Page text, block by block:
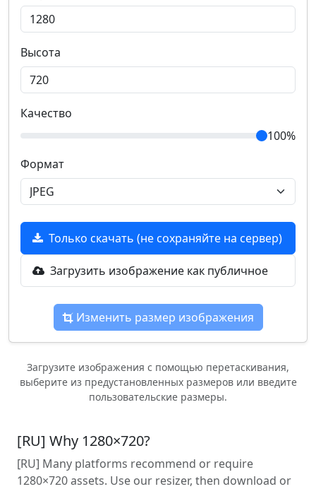
Высота
Качество
100%
Формат
Только скачать (не сохраняйте на сервер)
Загрузить изображение как публичное
Изменить размер изображения
Загрузите изображения с помощью перетаскивания,
выберите из предустановленных размеров или введите
пользовательские размеры.
[RU] Why 1280×720?
[RU] Many platforms recommend or require
1280×720 assets. Use our resizer, then download or